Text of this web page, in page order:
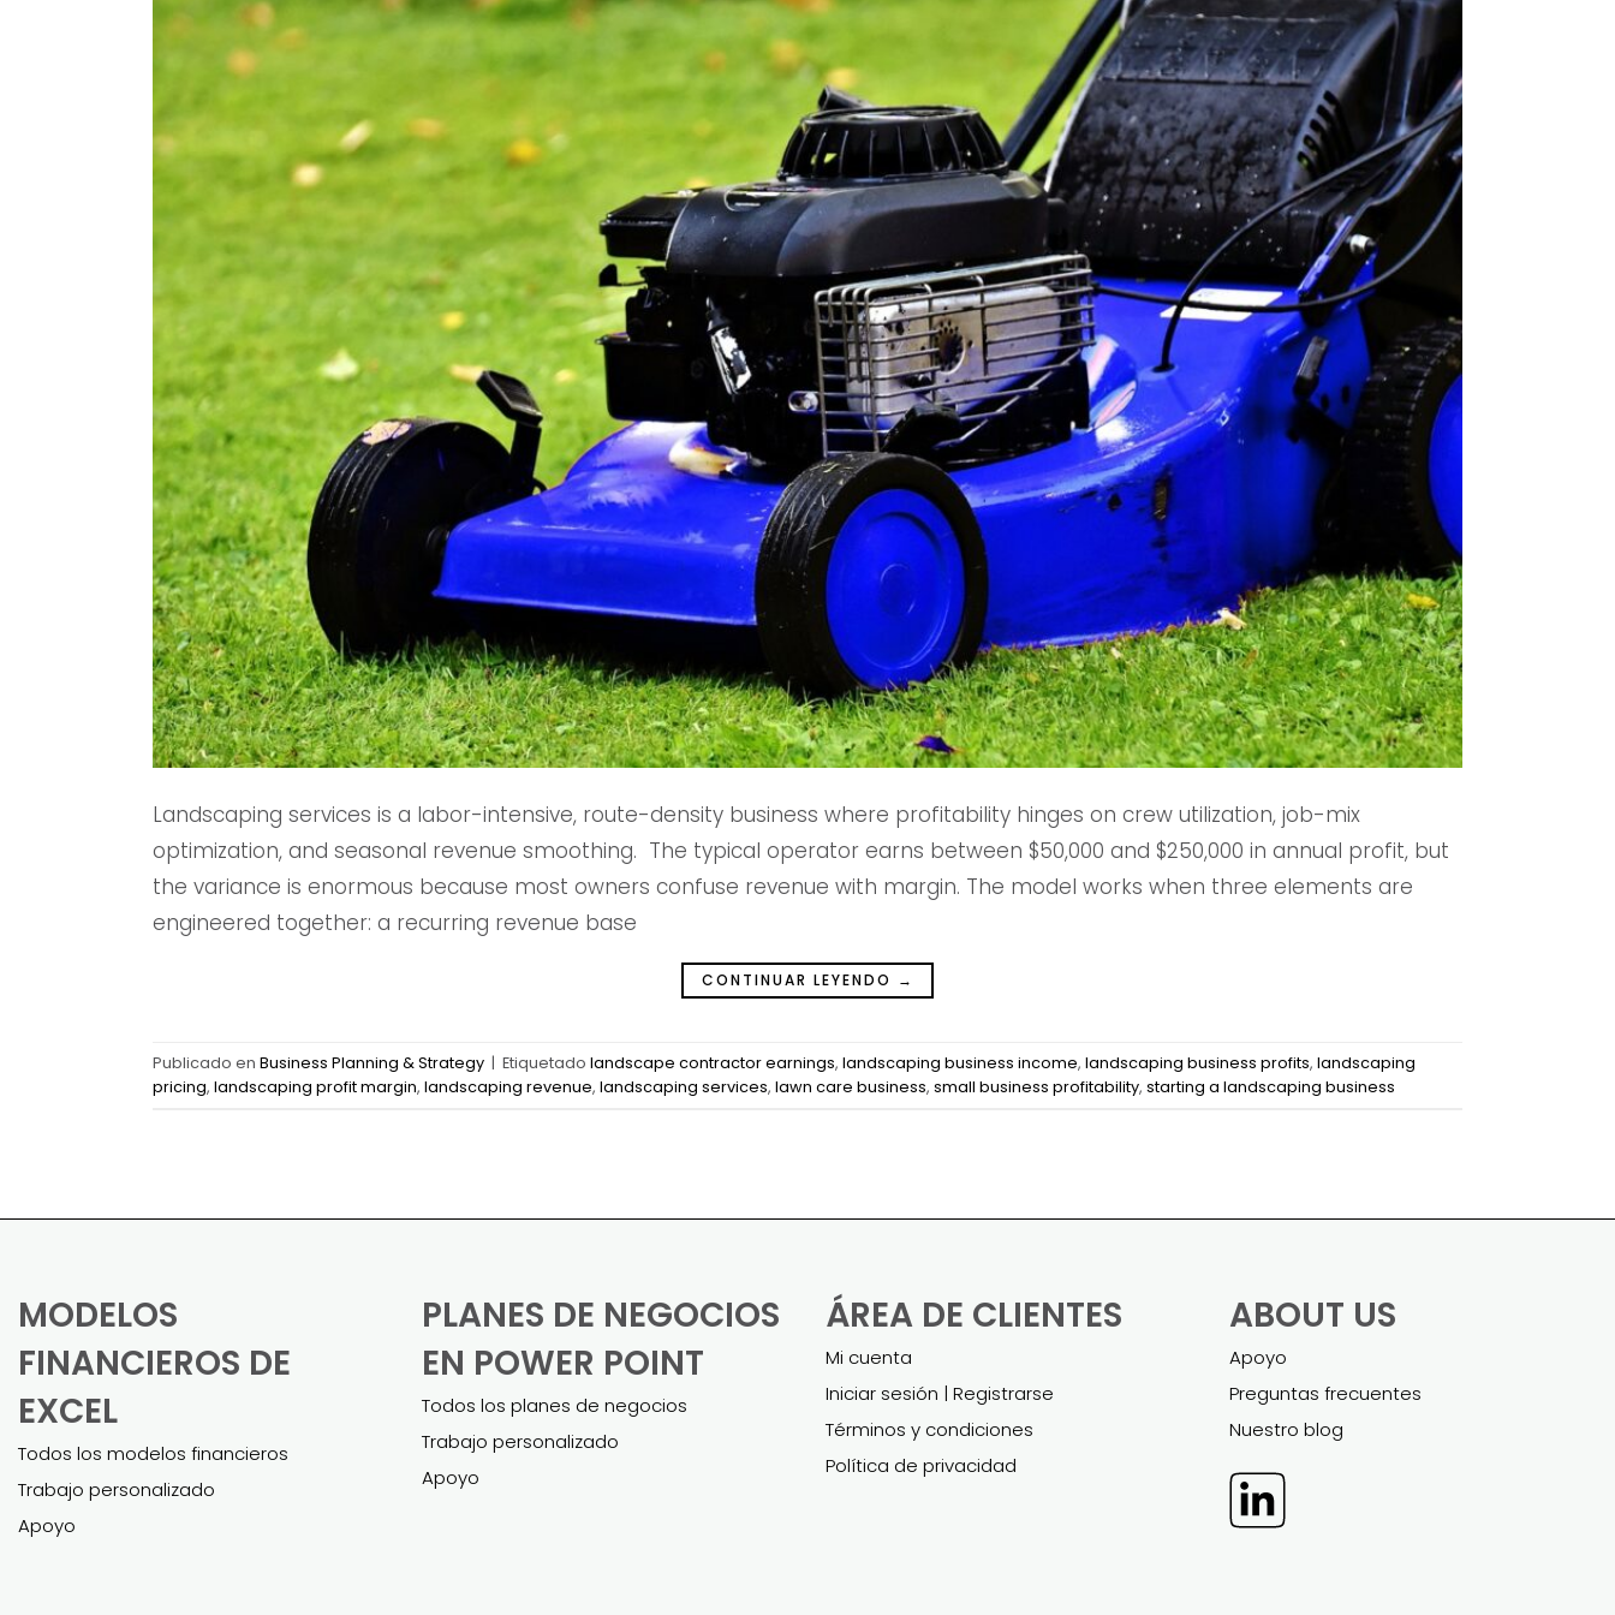
Landscaping services is a labor-intensive, route-density business where profitability hinges on crew utilization, job-mix
optimization, and seasonal revenue smoothing. The typical operator earns between $50,000 and $250,000 in annual profit, but
the variance is enormous because most owners confuse revenue with margin. The model works when three elements are
engineered together: a recurring revenue base
CONTINUAR LEYENDO →
Publicado en Business Planning & Strategy | Etiquetado landscape contractor earnings, landscaping business income, landscaping business profits, landscaping
pricing, landscaping profit margin, landscaping revenue, landscaping services, lawn care business, small business profitability, starting a landscaping business
MODELOS
FINANCIEROS DE
EXCEL
Todos los modelos financieros
Trabajo personalizado
Apoyo
PLANES DE NEGOCIOS
EN POWER POINT
Todos los planes de negocios
Trabajo personalizado
Apoyo
ÁREA DE CLIENTES
Mi cuenta
Iniciar sesión | Registrarse
Términos y condiciones
Política de privacidad
ABOUT US
Apoyo
Preguntas frecuentes
Nuestro blog